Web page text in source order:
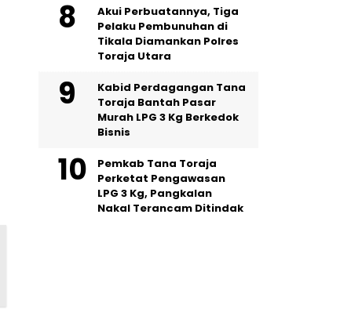
Akui Perbuatannya, Tiga
Pelaku Pembunuhan di
Tikala Diamankan Polres
Toraja Utara
Kabid Perdagangan Tana
Toraja Bantah Pasar
Murah LPG 3 Kg Berkedok
Bisnis
Pemkab Tana Toraja
Perketat Pengawasan
LPG 3 Kg, Pangkalan
Nakal Terancam Ditindak